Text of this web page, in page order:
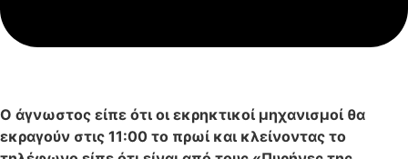
Ο άγνωστος είπε ότι οι εκρηκτικοί μηχανισμοί θα
εκραγούν στις 11:00 το πρωί και κλείνοντας το